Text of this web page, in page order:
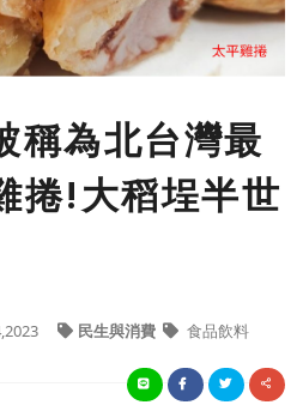
稱為北台灣最
捲!大稻埕半世
民生與消費 食品飲料